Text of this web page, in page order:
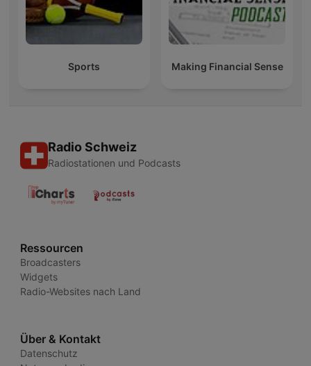
Sports Making Financial Sense
Radio Schweiz
Radiostationen und Podcasts
Ressourcen
Broadcasters
Widgets
Radio-Websites nach Land
Über & Kontakt
Datenschutz